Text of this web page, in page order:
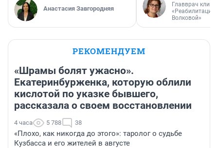
Анастасия Завгородняя
Главврач
«Реабилитация
Волковой»
РЕКОМЕНДУЕМ
«Шрамы болят ужасно».
Екатеринбурженка, которую облили
кислотой по указке бывшего,
рассказала о своем восстановлении
4 часа 5 788 38
«Плохо, как никогда до этого»: таролог о судьбе
Кузбасса и его жителей в августе